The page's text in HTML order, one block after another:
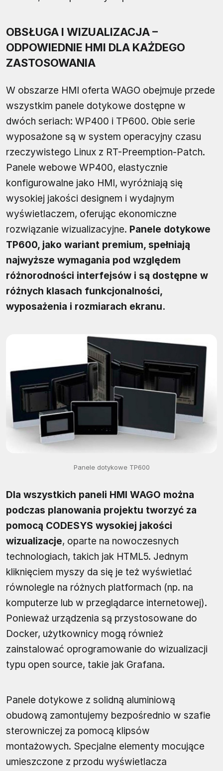
OBSŁUGA I WIZUALIZACJA –
ODPOWIEDNIE HMI DLA KAŻDEGO
ZASTOSOWANIA
W obszarze HMI oferta WAGO obejmuje przede
wszystkim panele dotykowe dostępne w
dwóch seriach: WP400 i TP600. Obie serie
wyposażone są w system operacyjny czasu
rzeczywistego Linux z RT-Preemption-Patch.
Panele webowe WP400, elastycznie
konfigurowalne jako HMI, wyróżniają się
wysokiej jakości designem i wydajnym
wyświetlaczem, oferując ekonomiczne
rozwiązanie wizualizacyjne. Panele dotykowe
TP600, jako wariant premium, spełniają
najwyższe wymagania pod względem
różnorodności interfejsów i są dostępne w
różnych klasach funkcjonalności,
wyposażenia i rozmiarach ekranu.
Panele dotykowe TP600
Dla wszystkich paneli HMI WAGO można
podczas planowania projektu tworzyć za
pomocą CODESYS wysokiej jakości
wizualizacje, oparte na nowoczesnych
technologiach, takich jak HTML5. Jednym
kliknięciem myszy da się je też wyświetlać
równolegle na różnych platformach (np. na
komputerze lub w przeglądarce internetowej).
Ponieważ urządzenia są przystosowane do
Docker, użytkownicy mogą również
zainstalować oprogramowanie do wizualizacji
typu open source, takie jak Grafana.
Panele dotykowe z solidną aluminiową
obudową zamontujemy bezpośrednio w szafie
sterowniczej za pomocą klipsów
montażowych. Specjalne elementy mocujące
umieszczone z przodu wyświetlacza